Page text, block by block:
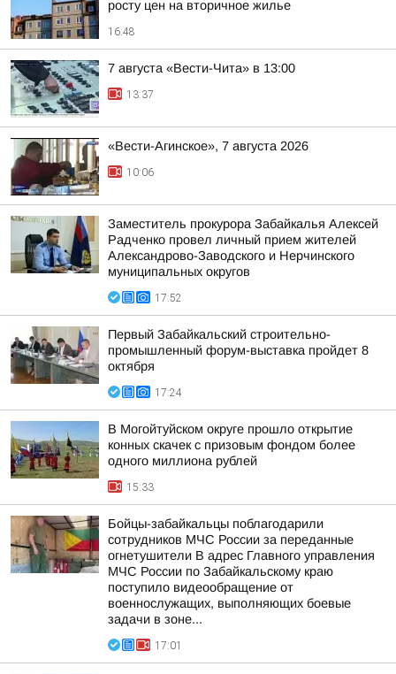
росту цен на вторичное жилье
16:48
7 августа «Вести-Чита» в 13:00
13:37
«Вести-Агинское», 7 августа 2026
10:06
Заместитель прокурора Забайкалья Алексей
Радченко провел личный прием жителей
Александрово-Заводского и Нерчинского
муниципальных округов
17:52
Первый Забайкальский строительно-
промышленный форум-выставка пройдет 8
октября
17:24
В Могойтуйском округе прошло открытие
конных скачек с призовым фондом более
одного миллиона рублей
15:33
Бойцы-забайкальцы поблагодарили
сотрудников МЧС России за переданные
огнетушители В адрес Главного управления
МЧС России по Забайкальскому краю
поступило видеообращение от
военнослужащих, выполняющих боевые
задачи в зоне...
17:01